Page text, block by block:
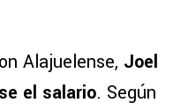
Alajuelense, Joel
el salario. Según